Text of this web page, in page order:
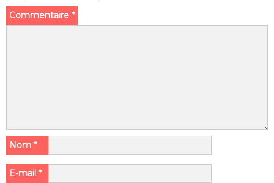
Commentaire *
Nom *
E-mail *